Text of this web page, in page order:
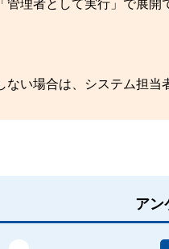
管理者として実行」で展開
ない場合は、システム担
アン